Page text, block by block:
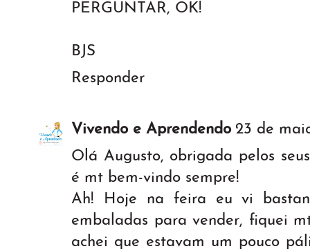
PERGUNTAR, OK!
BJS
Responder
Vivendo e Aprendendo 23 de
Olá Augusto, obrigada pelos
é mt bem-vindo sempre!
Ah! Hoje na feira eu vi
embaladas para vender, fiquei
achei que estavam um pouco